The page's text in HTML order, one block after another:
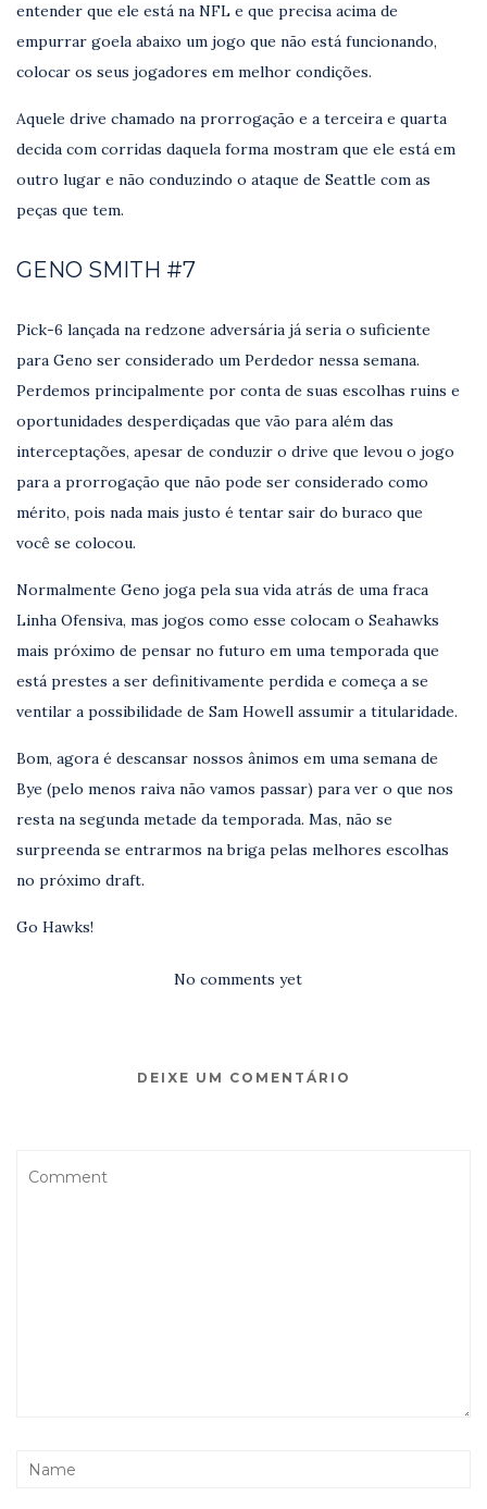
entender que ele está na NFL e que precisa acima de
empurrar goela abaixo um jogo que não está funcionando,
colocar os seus jogadores em melhor condições.
Aquele drive chamado na prorrogação e a terceira e quarta
decida com corridas daquela forma mostram que ele está em
outro lugar e não conduzindo o ataque de Seattle com as
peças que tem.
GENO SMITH #7
Pick-6 lançada na redzone adversária já seria o suficiente
para Geno ser considerado um Perdedor nessa semana.
Perdemos principalmente por conta de suas escolhas ruins e
oportunidades desperdiçadas que vão para além das
interceptações, apesar de conduzir o drive que levou o jogo
para a prorrogação que não pode ser considerado como
mérito, pois nada mais justo é tentar sair do buraco que
você se colocou.
Normalmente Geno joga pela sua vida atrás de uma fraca
Linha Ofensiva, mas jogos como esse colocam o Seahawks
mais próximo de pensar no futuro em uma temporada que
está prestes a ser definitivamente perdida e começa a se
ventilar a possibilidade de Sam Howell assumir a titularidade.
Bom, agora é descansar nossos ânimos em uma semana de
Bye (pelo menos raiva não vamos passar) para ver o que nos
resta na segunda metade da temporada. Mas, não se
surpreenda se entrarmos na briga pelas melhores escolhas
no próximo draft.
Go Hawks!
No comments yet
DEIXE UM COMENTÁRIO